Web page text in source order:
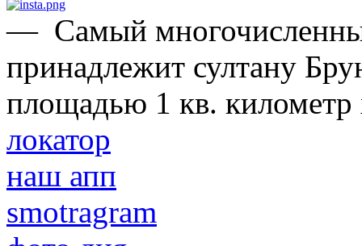
— Самый
принадлежит султану
площадью 1 кв. километр
локатор
наш апп
smotragram